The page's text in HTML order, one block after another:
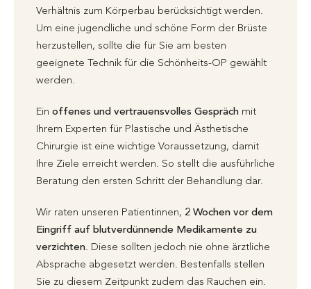
Verhältnis zum Körperbau berücksichtigt werden.
Um eine jugendliche und schöne Form der Brüste
herzustellen, sollte die für Sie am besten
geeignete Technik für die Schönheits-OP gewählt
werden.
Ein offenes und vertrauensvolles Gespräch mit
Ihrem Experten für Plastische und Ästhetische
Chirurgie ist eine wichtige Voraussetzung, damit
Ihre Ziele erreicht werden. So stellt die ausführliche
Beratung den ersten Schritt der Behandlung dar.
Wir raten unseren Patientinnen, 2 Wochen vor dem
Eingriff auf blutverdünnende Medikamente zu
verzichten. Diese sollten jedoch nie ohne ärztliche
Absprache abgesetzt werden. Bestenfalls stellen
Sie zu diesem Zeitpunkt zudem das Rauchen ein.